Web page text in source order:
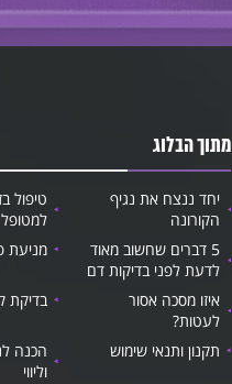
מתוך הבלוג
יחד ננצח את נגיף
הקורונה
טיפול
5 דברים שחשוב מאוד
לדעת לפני בדיקות דם
מניעת
איזו מסכה אסור
לעטות?
בדיקת
תקנון ותנאי שימוש
הכנה
וליווי